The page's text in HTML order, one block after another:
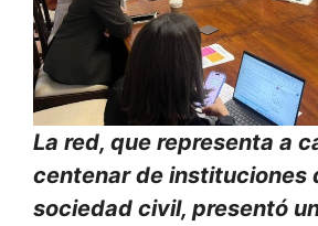
La red, que representa a
centenar de instituciones
sociedad civil, presentó